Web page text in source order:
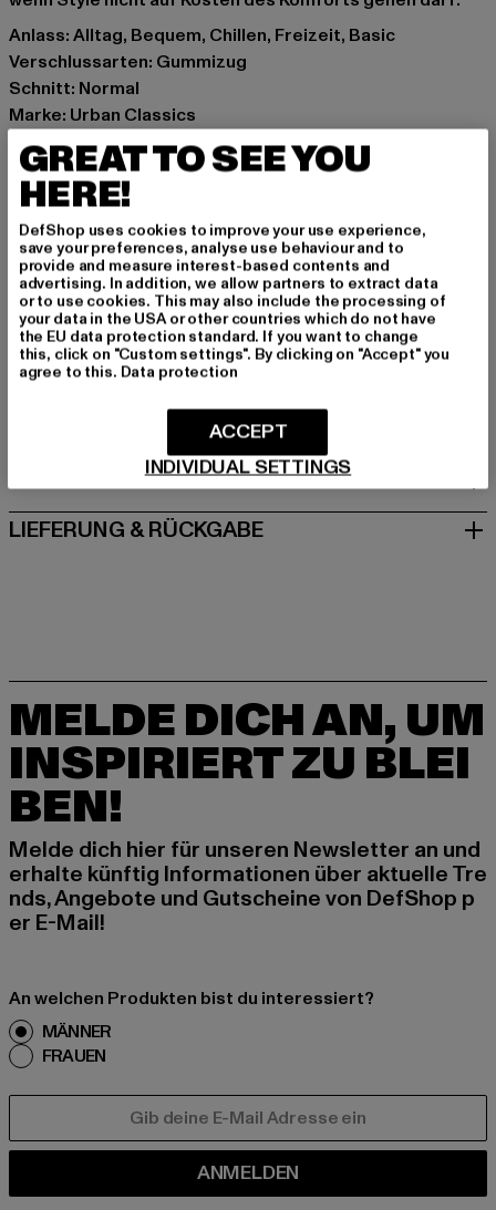
Anlass: Alltag, Bequem, Chillen, Freizeit, Basic
Verschlussarten: Gummizug
Schnitt: Normal
Marke: Urban Classics
Kat.: Trousers - Sweat
Farbe: schwarz
Hersteller Farbe: black
Materialzusammensetzung: 100% Baumwolle
Art.Nr: UCK7282-00007
Hersteller: TB International GmbH |info@tbint.de
Dr.-Robert-Murjahn-Straße 7 | 64372 Ober-Ramstadt |
DE
GRÖSSE & PASSFORM
PFLEGEHINWEISE
LIEFERUNG & RÜCKGABE
MELDE DICH AN, UM
INSPIRIERT ZU BLEI
BEN!
Melde dich hier für unseren Newsletter an und
erhalte künftig Informationen über aktuelle Tre
nds, Angebote und Gutscheine von DefShop p
er E-Mail!
An welchen Produkten bist du interessiert?
MÄNNER
FRAUEN
ANMELDEN
GREAT TO SEE YOU
HERE!
DefShop uses cookies to improve your use experience,
save your preferences, analyse use behaviour and to
provide and measure interest-based contents and
advertising. In addition, we allow partners to extract data
or to use cookies. This may also include the processing of
your data in the USA or other countries which do not have
the EU data protection standard. If you want to change
this, click on "Custom settings". By clicking on "Accept" you
agree to this. Data protection
INDIVIDUAL SETTINGS
ACCEPT